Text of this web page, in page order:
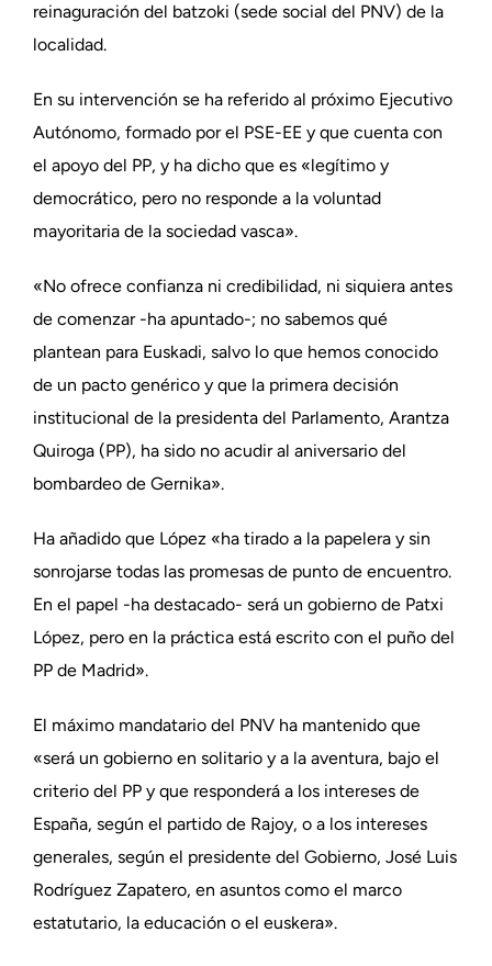
reinaguración del batzoki (sede social del PNV) de la
localidad.
En su intervención se ha referido al próximo Ejecutivo
Autónomo, formado por el PSE-EE y que cuenta con
el apoyo del PP, y ha dicho que es «legítimo y
democrático, pero no responde a la voluntad
mayoritaria de la sociedad vasca».
«No ofrece confianza ni credibilidad, ni siquiera antes
de comenzar -ha apuntado-; no sabemos qué
plantean para Euskadi, salvo lo que hemos conocido
de un pacto genérico y que la primera decisión
institucional de la presidenta del Parlamento, Arantza
Quiroga (PP), ha sido no acudir al aniversario del
bombardeo de Gernika».
Ha añadido que López «ha tirado a la papelera y sin
sonrojarse todas las promesas de punto de encuentro.
En el papel -ha destacado- será un gobierno de Patxi
López, pero en la práctica está escrito con el puño del
PP de Madrid».
El máximo mandatario del PNV ha mantenido que
«será un gobierno en solitario y a la aventura, bajo el
criterio del PP y que responderá a los intereses de
España, según el partido de Rajoy, o a los intereses
generales, según el presidente del Gobierno, José Luis
Rodríguez Zapatero, en asuntos como el marco
estatutario, la educación o el euskera».